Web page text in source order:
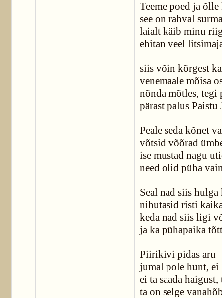
Teeme poed ja õlle
see on rahval
laialt käib minu
ehitan veel
siis võin kõrgest
venemaale mõisa
nõnda mõtles, tegi
pärast palus Paistu
Peale seda kõnet
võtsid võõrad
ise mustad nagu
need olid püha
Seal nad siis hulga
nihutasid risti
keda nad siis ligi
ja ka pühapaika
Piirikivi pidas aru
jumal pole hunt, ei
ei ta saada haigust,
ta on selge